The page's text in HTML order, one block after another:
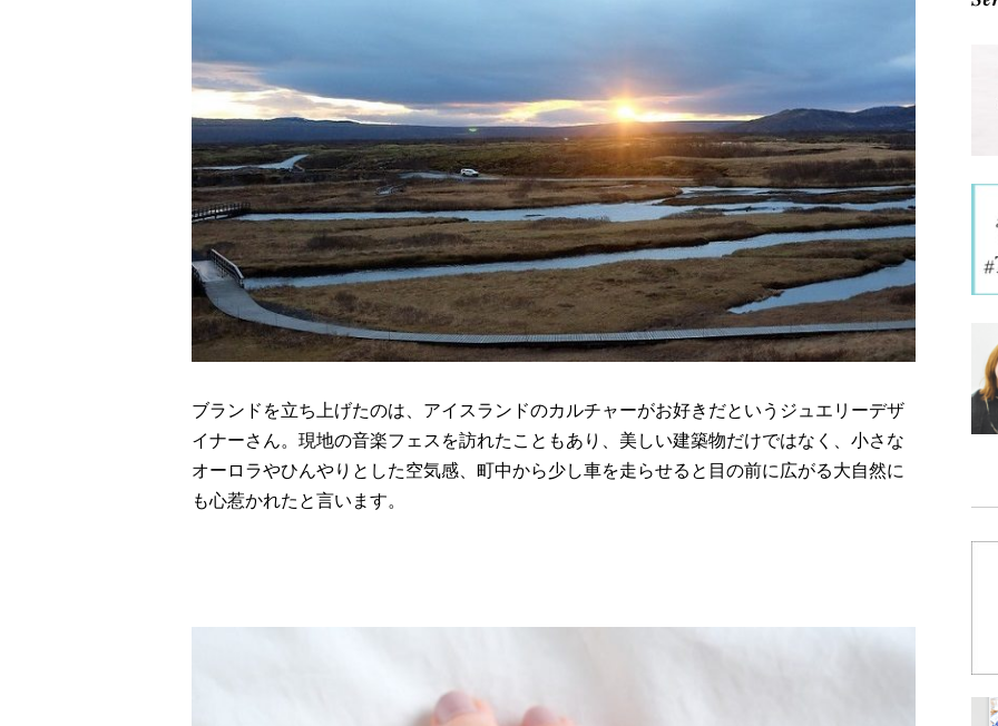
ブランドを立ち上げたのは、アイスランドのカルチャーがお好きだというジュエリーデザ
イナーさん。現地の音楽フェスを訪れたこともあり、美しい建築物だけではなく、小さな
オーロラやひんやりとした空気感、町中から少し車を走らせると目の前に広がる大自然に
も心惹かれたと言います。